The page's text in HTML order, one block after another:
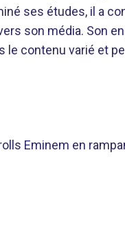
ses études, il a
son média. Son
contenu varié et
Eminem en